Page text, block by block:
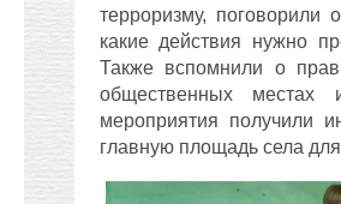
терроризму, поговорили
какие действия нужно
Также вспомнили о
общественных
мероприятия получили
главную площадь села